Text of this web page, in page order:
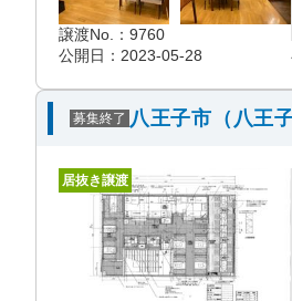
譲渡No.：9760
公開日：2023-05-28
募集終了 八王子市（八王
居抜き譲渡